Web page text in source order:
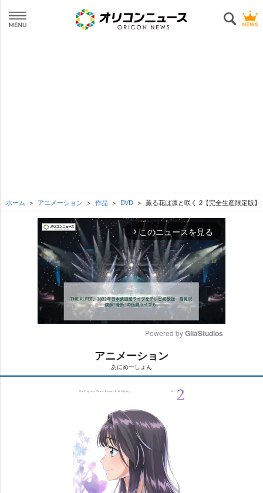
ホーム アニメーション 作品 DVD 薫る花は凛と咲く 2【完全生産限定版】
arrow_forward_ios このニュースを見る
t
Powered by GliaStudios
アニメーション
あにめーしょん